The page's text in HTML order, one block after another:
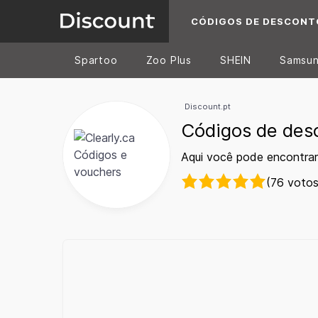
CÓDIGOS DE
Spartoo Zoo Plus SHEIN
Discount.pt
Códigos de
Aqui você pode
(76